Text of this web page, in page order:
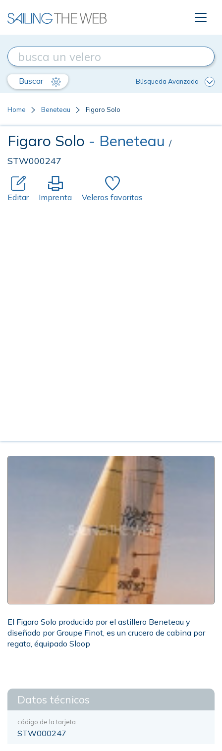
Buscar Búsqueda Avanzada
Home Beneteau Figaro Solo
Figaro Solo - Beneteau /
STW000247
Editar Imprenta Veleros favoritas
El Figaro Solo producido por el astillero Beneteau y
diseñado por Groupe Finot, es un crucero de cabina por
regata, équipado Sloop
Datos técnicos
código de la tarjeta
STW000247